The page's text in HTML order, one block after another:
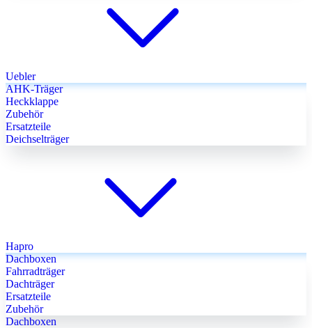
Uebler
AHK-Träger
Heckklappe
Zubehör
Ersatzteile
Deichselträger
Hapro
Dachboxen
Fahrradträger
Dachträger
Ersatzteile
Zubehör
Dachboxen